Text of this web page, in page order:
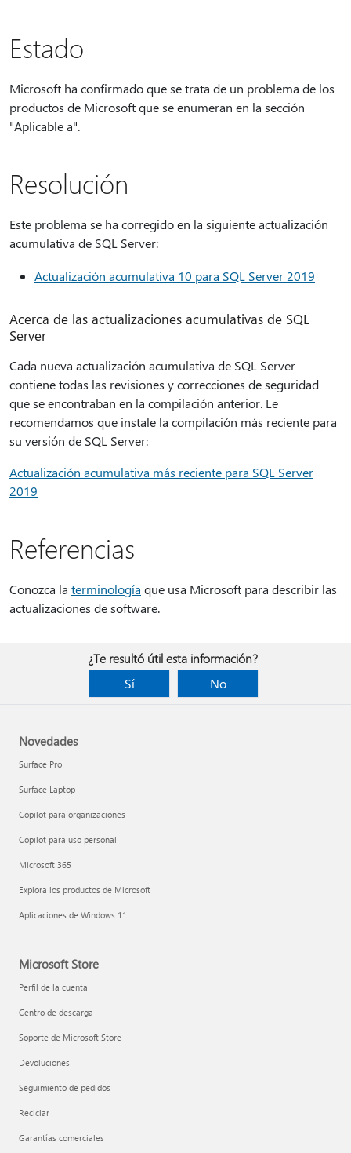
Estado
Microsoft ha confirmado que se trata de un problema de los
productos de Microsoft que se enumeran en la sección
"Aplicable a".
Resolución
Este problema se ha corregido en la siguiente actualización
acumulativa de SQL Server:
Actualización acumulativa 10 para SQL Server 2019
Acerca de las actualizaciones acumulativas de SQL
Server
Cada nueva actualización acumulativa de SQL Server
contiene todas las revisiones y correcciones de seguridad
que se encontraban en la compilación anterior. Le
recomendamos que instale la compilación más reciente para
su versión de SQL Server:
Actualización acumulativa más reciente para SQL Server
2019
Referencias
Conozca la terminología que usa Microsoft para describir las
actualizaciones de software.
¿Te resultó útil esta información?
Sí
No
Novedades
Surface Pro
Surface Laptop
Copilot para organizaciones
Copilot para uso personal
Microsoft 365
Explora los productos de Microsoft
Aplicaciones de Windows 11
Microsoft Store
Perfil de la cuenta
Centro de descarga
Soporte de Microsoft Store
Devoluciones
Seguimiento de pedidos
Reciclar
Garantías comerciales